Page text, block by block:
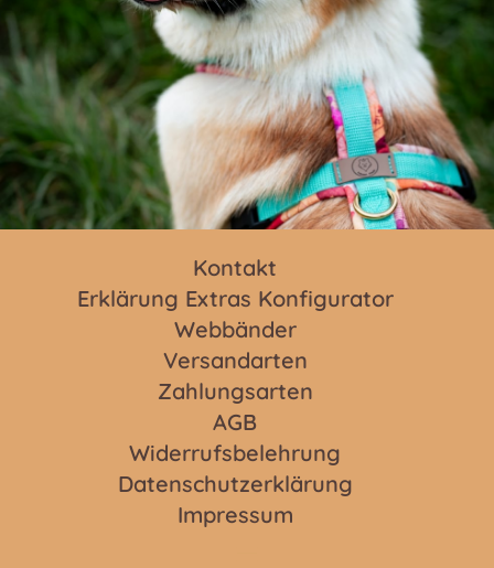
Kontakt
Erklärung Extras Konfigurator
Webbänder
Versandarten
Zahlungsarten
AGB
Widerrufsbelehrung
Datenschutzerklärung
Impressum